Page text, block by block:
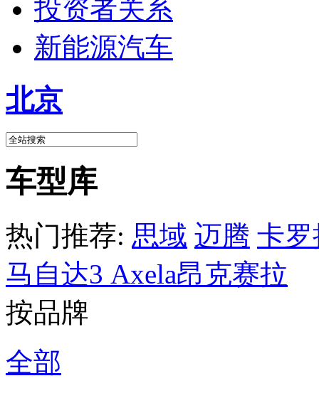
投资者关系
新能源汽车
北京
车型库
热门推荐: 思域 迈腾 卡罗
马自达3 Axela昂克赛拉
按品牌
全部